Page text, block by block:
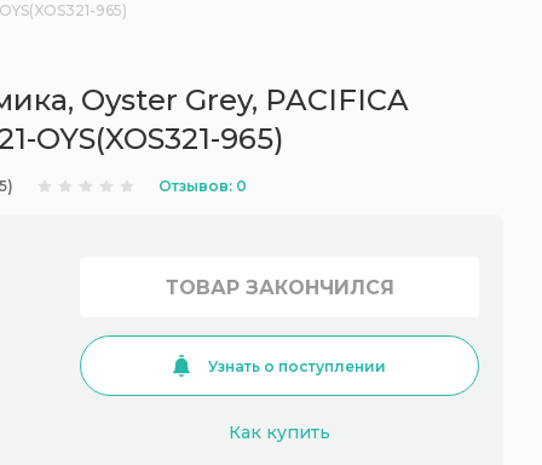
965)
Oyster Grey, PACIFICA
OYS(XOS321-965)
Отзывов: 0
ТОВАР ЗАКОНЧИЛСЯ
Узнать о поступлении
Как купить